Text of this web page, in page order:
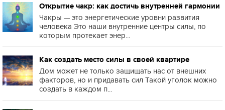
Открытие чакр: как достичь внутренней гармонии
Чакры — это энергетические уровни развития
человека Это наши внутренние центры силы, по
которым протекает энер...
Как создать место силы в своей квартире
Дом может не только защищать нас от внешних
факторов, но и придавать сил Такой уголок можно
создать в каждом п...